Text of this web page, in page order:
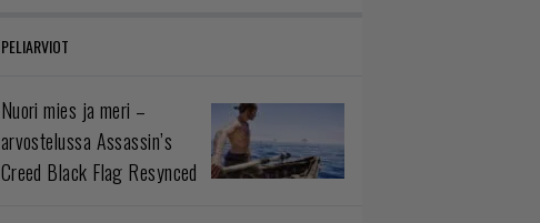
PELIARVIOT
Nuori mies ja meri –
arvostelussa Assassin’s
Creed Black Flag Resynced